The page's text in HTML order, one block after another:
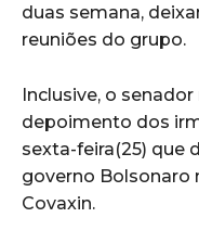
duas semana,
reuniões do grupo.
Inclusive, o
depoimento dos
sexta-feira(25) que
governo Bolsonaro
Covaxin.